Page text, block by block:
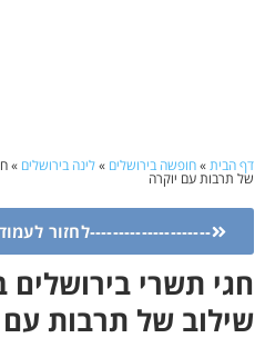
דף הבית»חופשה בירושלים »לינה בירושלים »
של תרבות עם יוקרה
---------------------לחזור
חגי תשרי בירושלים
שילוב של תרבות עם